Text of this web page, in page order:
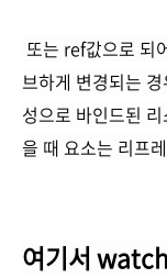
또는 ref값으로 되
브하게 변경되는
성으로 바인드된
을 때 요소는 리프
여기서